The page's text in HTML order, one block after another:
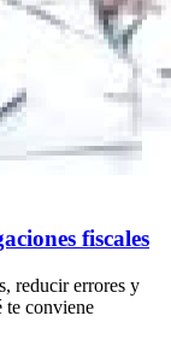
fiscales
reducir errores y
te conviene